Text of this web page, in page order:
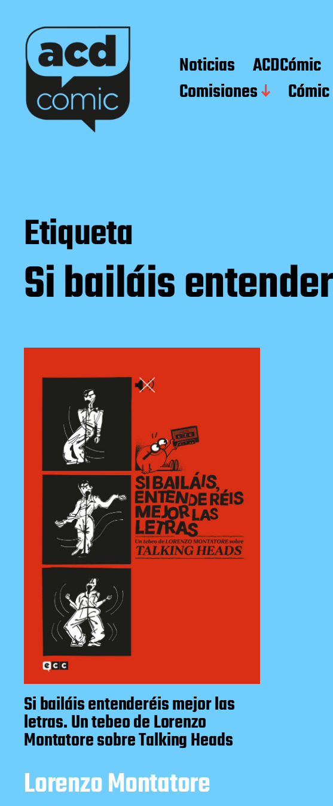
Noticias ACDCómic
Comisiones
Etiqueta
Si bailáis
Si bailáis entenderéis mejor las
letras. Un tebeo de Lorenzo
Montatore sobre Talking Heads
Lorenzo Montatore